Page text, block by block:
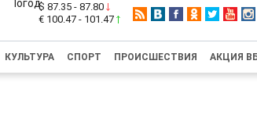
$ 87.35 - 87.80
€ 100.47 - 101.47
КУЛЬТУРА СПОРТ ПРОИСШЕСТВИЯ АКЦИЯ